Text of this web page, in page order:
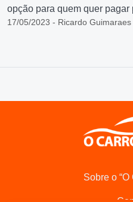
opção para quem quer pagar
17/05/2023 - Ricardo Guimaraes
Sobre o “O